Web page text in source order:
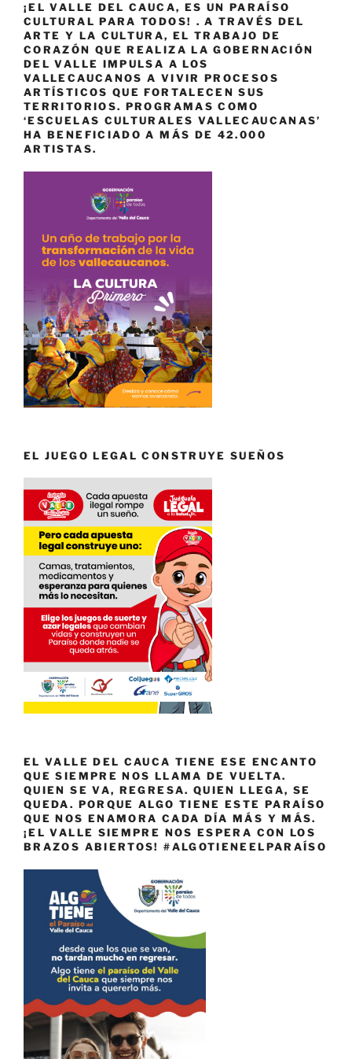
¡EL VALLE DEL CAUCA, ES UN PARAÍSO
CULTURAL PARA TODOS! . A TRAVÉS DEL
ARTE Y LA CULTURA, EL TRABAJO DE
CORAZÓN QUE REALIZA LA GOBERNACIÓN
DEL VALLE IMPULSA A LOS
VALLECAUCANOS A VIVIR PROCESOS
ARTÍSTICOS QUE FORTALECEN SUS
TERRITORIOS. PROGRAMAS COMO
‘ESCUELAS CULTURALES VALLECAUCANAS’
HA BENEFICIADO A MÁS DE 42.000
ARTISTAS.
EL JUEGO LEGAL CONSTRUYE SUEÑOS
EL VALLE DEL CAUCA TIENE ESE ENCANTO
QUE SIEMPRE NOS LLAMA DE VUELTA.
QUIEN SE VA, REGRESA. QUIEN LLEGA, SE
QUEDA. PORQUE ALGO TIENE ESTE PARAÍSO
QUE NOS ENAMORA CADA DÍA MÁS Y MÁS.
¡EL VALLE SIEMPRE NOS ESPERA CON LOS
BRAZOS ABIERTOS! #ALGOTIENEELPARAÍSO